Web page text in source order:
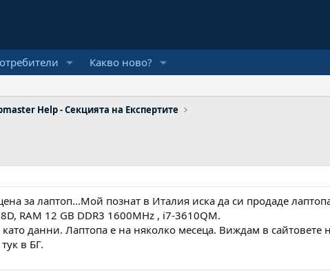
Какво ново?
Help - Секцията на Експертите
за лаптоп...Мой познат в Италия иска да си продаде
RAM 12 GB DDR3 1600MHz , i7-3610QM.
данни. Лаптопа е на няколко месеца. Виждам в сайтовете
в БГ.